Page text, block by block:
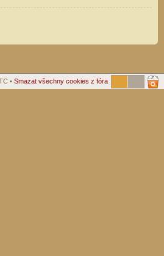
• Smazat všechny cookies z fóra